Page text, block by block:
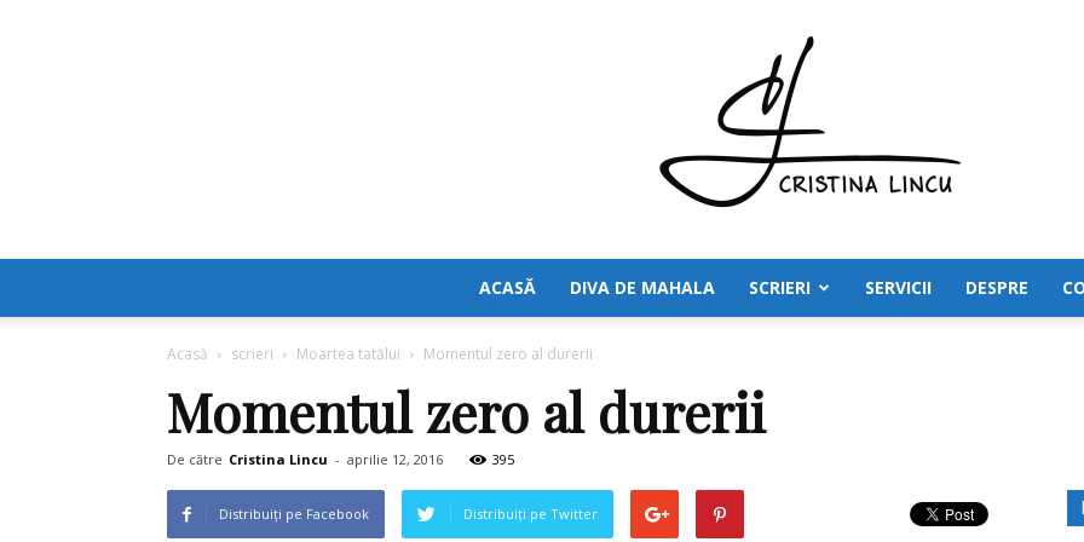
ACASĂ DIVA DE MAHALA SCRIERI SERVICII DESPRE
Acasă scrieri Moartea tatălui Momentul zero al durerii
Momentul zero al durerii
De către Cristina Lincu - aprilie 12, 2016 395
Distribuiți pe Facebook Distribuiți pe Twitter